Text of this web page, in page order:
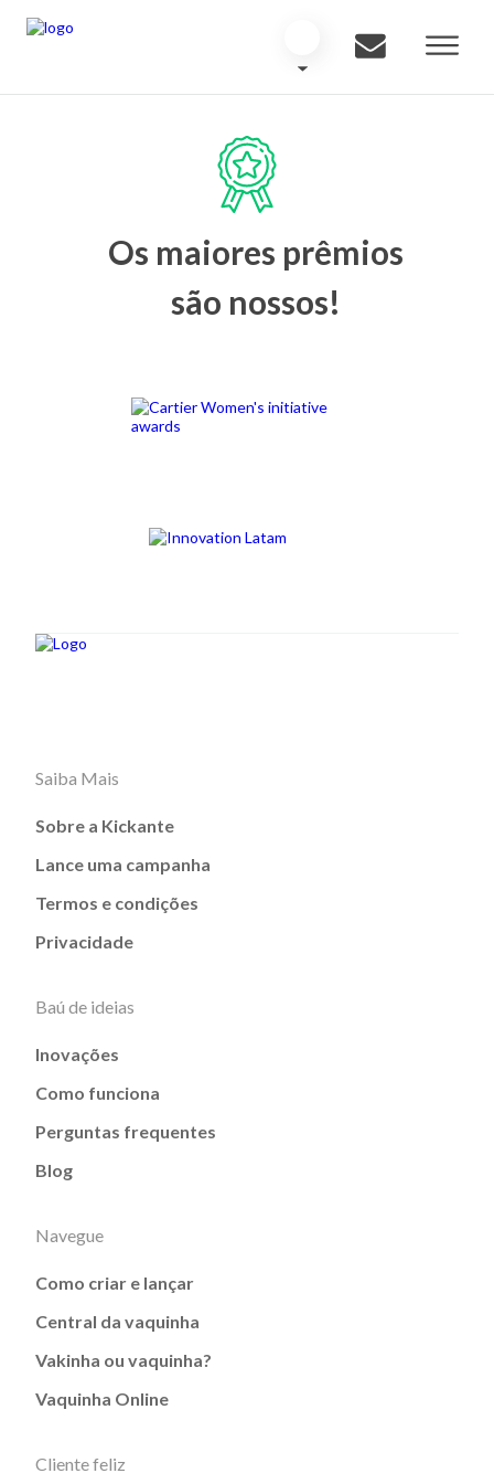
Os maiores prêmios
são nossos!
Saiba Mais
Sobre a Kickante
Lance uma campanha
Termos e condições
Privacidade
Baú de ideias
Inovações
Como funciona
Perguntas frequentes
Blog
Navegue
Como criar e lançar
Central da vaquinha
Vakinha ou vaquinha?
Vaquinha Online
Cliente feliz